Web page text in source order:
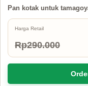
Pan kotak untuk
Harga Retail
Rp290.000